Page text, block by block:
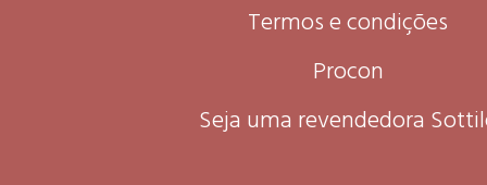
Termos e condições
Procon
Seja uma revendedora